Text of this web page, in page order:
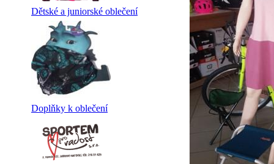
Dětské a juniorské oblečení
Doplňky k oblečení